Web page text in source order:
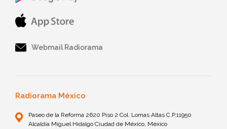
Webmail Radiorama
Radiorama México
Paseo de la Reforma 2620 Piso 2 Col. Lomas Altas C.P.11950
Alcaldía Miguel Hidalgo Ciudad de México, México